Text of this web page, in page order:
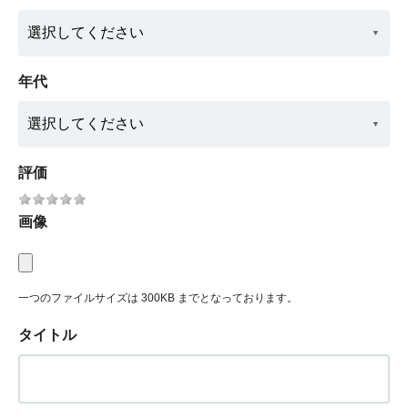
年代
評価
画像
一つのファイルサイズは 300KB までとなっております。
タイトル